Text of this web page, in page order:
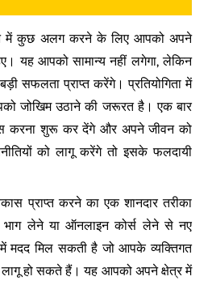
में कुछ अलग करने के लिए आपको अपने
यह आपको सामान्य नहीं लगेगा, लेकिन
सफलता प्राप्त करेंगे। प्रतियोगिता में
जोखिम उठाने की जरूरत है। एक बार
करना शुरू कर देंगे और अपने जीवन को
को लागू करेंगे तो इसके फलदायी
प्राप्त करने का एक शानदार तरीका
लेने या ऑनलाइन कोर्स लेने से नए
मदद मिल सकती है जो आपके व्यक्तिगत
लागू हो सकते हैं। यह आपको अपने क्षेत्र में